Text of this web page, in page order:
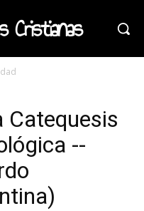
Cristianas
Catequesis
--